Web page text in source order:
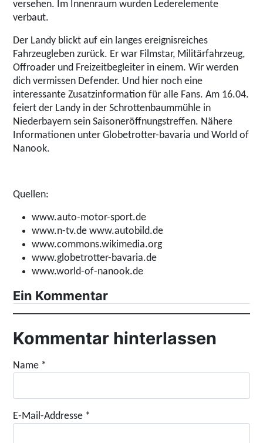
versehen. Im Innenraum wurden Lederelemente
verbaut.
Der Landy blickt auf ein langes ereignisreiches
Fahrzeugleben zurück. Er war Filmstar, Militärfahrzeug,
Offroader und Freizeitbegleiter in einem. Wir werden
dich vermissen Defender. Und hier noch eine
interessante Zusatzinformation für alle Fans. Am 16.04.
feiert der Landy in der Schrottenbaummühle in
Niederbayern sein Saisoneröffnungstreffen. Nähere
Informationen unter Globetrotter-bavaria und World of
Nanook.
Quellen:
www.auto-motor-sport.de
www.n-tv.de www.autobild.de
www.commons.wikimedia.org
www.globetrotter-bavaria.de
www.world-of-nanook.de
Ein Kommentar
Kommentar hinterlassen
Name *
E-Mail-Addresse *